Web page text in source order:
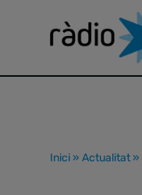
Inici » Actualitat »